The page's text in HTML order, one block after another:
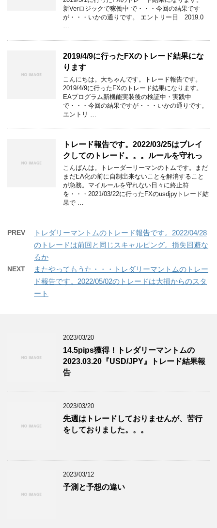
新Verロジックで稼働中 で・・・今回の結果です
が・・・いかの通りです。 エントリー日 2019.0
2019/4/9に行ったFXのトレード結果にな
ります
こんにちは。大ちゃんです。トレード報告です。
2019/4/9に行ったFXのトレード結果になります。
EAプログラム新機能実装後の検証中・実践中
で・・・今回の結果ですが・・・いかの通りです。
エントリ …
トレード報告です。2022/03/25はブレイ
クしてのトレード。。。ルールを守れっ
こんばんは。トレーダーリーマンのトムです。まだ
まだEA化の前に自制出来ないことを解消すること
が急務。マイルールを守れない日々に終止符
を・・・2021/03/22に行ったFXのusdjpyトレード結
果で …
PREV
トレダリーマントムのトレード報告です。2022/04/28
のトレードは前回と同じスキャルピング。損失回避な
るか
NEXT
またやってもうた・・・トレダリーマントムのトレー
ド報告です。2022/05/02のトレードは大損からのスタ
ート
2023/03/20
14.5pips獲得！トレダリーマントムの
2023.03.20『USD/JPY』トレード結果報
告
2023/03/20
先週はトレードしておりませんが、苦行
をしておりました。。。
2023/03/12
予測と予想の違い